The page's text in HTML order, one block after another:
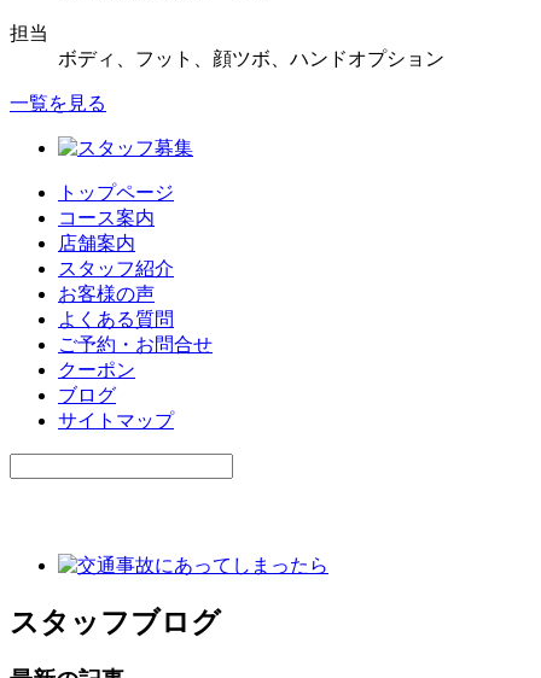
担当
ボディ、フット、顔ツボ、ハンドオプション
一覧を見る
トップページ
コース案内
店舗案内
スタッフ紹介
お客様の声
よくある質問
ご予約・お問合せ
クーポン
ブログ
サイトマップ
スタッフブログ